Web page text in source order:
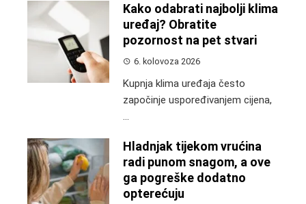
Kako odabrati najbolji klima
uređaj? Obratite
pozornost na pet stvari
6. kolovoza 2026
Kupnja klima uređaja često
započinje uspoređivanjem cijena,
Hladnjak tijekom vrućina
radi punom snagom, a ove
ga pogreške dodatno
opterećuju